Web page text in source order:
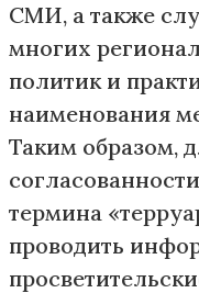
СМИ, а также
многих
политик и
наименования
Таким образом,
термина
проводить